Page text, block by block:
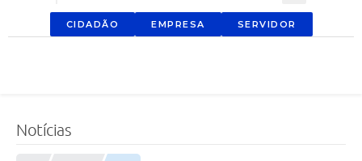
CIDADÃO EMPRESA SERVIDOR
Notícias